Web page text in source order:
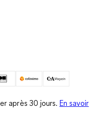
après 30 jours. En savoir